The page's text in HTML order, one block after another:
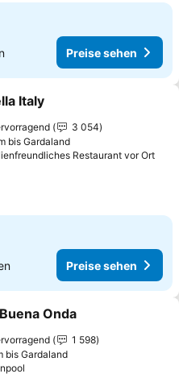
Preise sehen
Favoriten hinzufügen
Italy
3 054
bis Gardaland
Restaurant vor Ort
Preise sehen
Favoriten hinzufügen
Onda
1 598
bis Gardaland